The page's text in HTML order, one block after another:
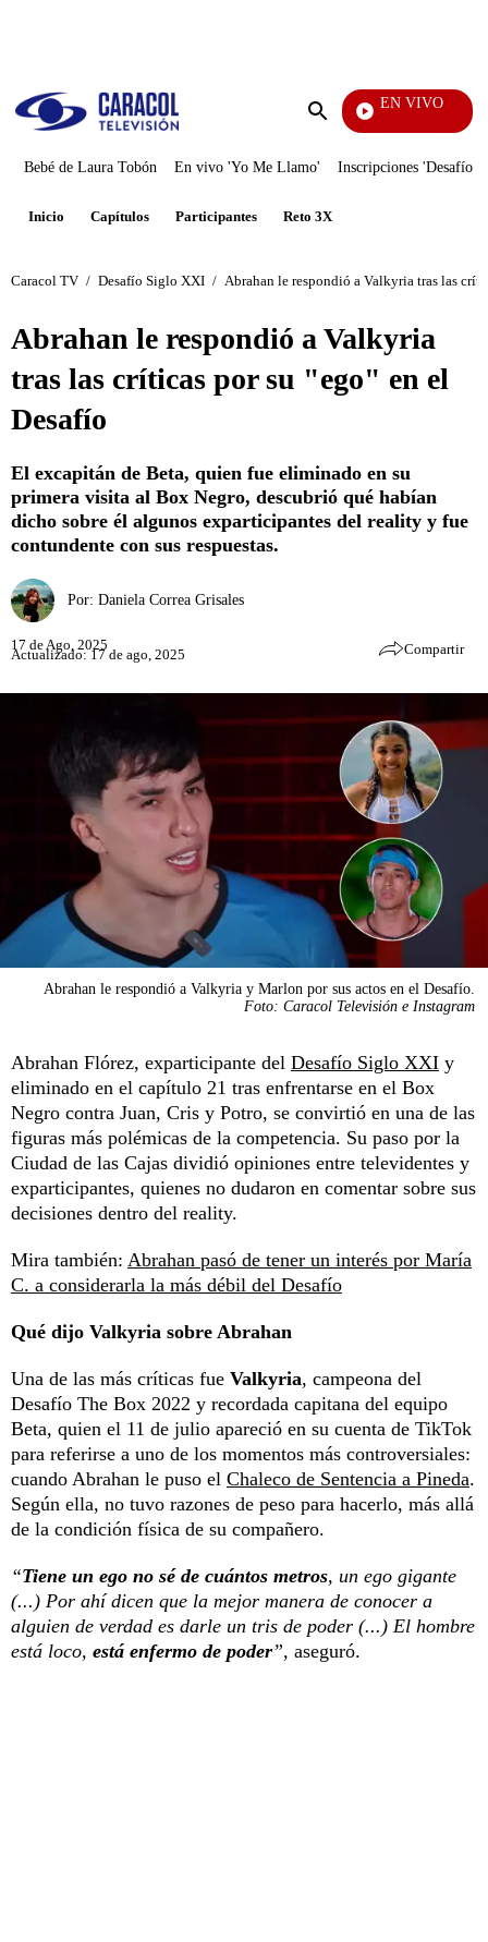
Enviar
EN VIVO
Noticias
Bebé de Laura Tobón En vivo 'Yo Me Llamo' Inscripciones 'Desafío'
Inicio Capítulos Participantes Reto 3X
Caracol TV / Desafío Siglo XXI / Abrahan le respondió a Valkyria tras las
Abrahan le respondió a Valkyria
tras las críticas por su "ego" en el
Desafío
El excapitán de Beta, quien fue eliminado en su
primera visita al Box Negro, descubrió qué habían
dicho sobre él algunos exparticipantes del reality y fue
contundente con sus respuestas.
Por: Daniela Correa Grisales
17 de Ago, 2025
Actualizado: 17 de ago, 2025 Compartir
Abrahan le respondió a Valkyria y Marlon por sus actos en el Desafío.
Foto: Caracol Televisión e Instagram
Abrahan Flórez, exparticipante del Desafío Siglo XXI y
eliminado en el capítulo 21 tras enfrentarse en el Box
Negro contra Juan, Cris y Potro, se convirtió en una de las
figuras más polémicas de la competencia. Su paso por la
Ciudad de las Cajas dividió opiniones entre televidentes y
exparticipantes, quienes no dudaron en comentar sobre sus
decisiones dentro del reality.
Mira también: Abrahan pasó de tener un interés por María
C. a considerarla la más débil del Desafío
Qué dijo Valkyria sobre Abrahan
Una de las más críticas fue Valkyria, campeona del
Desafío The Box 2022 y recordada capitana del equipo
Beta, quien el 11 de julio apareció en su cuenta de TikTok
para referirse a uno de los momentos más controversiales:
cuando Abrahan le puso el Chaleco de Sentencia a Pineda.
Según ella, no tuvo razones de peso para hacerlo, más allá
de la condición física de su compañero.
“Tiene un ego no sé de cuántos metros, un ego gigante
(...) Por ahí dicen que la mejor manera de conocer a
alguien de verdad es darle un tris de poder (...) El hombre
está loco, está enfermo de poder”, aseguró.